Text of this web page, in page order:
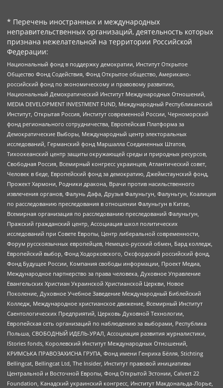
* Перечень иностранных и международных
неправительственных организаций, деятельность которых
признана нежелательной на территории Российской
Федерации:
Национальный фонд в поддержку демократии, Институт Открытое
Общество Фонд Содействия, Фонд Открытое общество, Американо-
российский фонд по экономическому и правовому развитию,
Национальный Демократический Институт Международных Отношений,
MEDIA DEVELOPMENT INVESTMENT FUND, Международный Республиканский
Институт, Открытая Россия, Институт современной России, Черноморский
фонд регионального сотрудничества, Европейская Платформа за
Демократические Выборы, Международный центр электоральных
исследований, Германский фонд Маршалла Соединенных Штатов,
Тихоокеанский центр защиты окружающей среды и природных ресурсов,
Свободная Россия, Всемирный конгресс украинцев, Атлантический совет,
Человек в беде, Европейский фонд за демократию, Джеймстаунский фонд,
Прожект Хармони, Родники дракона, Врачи против насильственного
извлечения органов, Фалунь Дафа, Друзья Фалуньгун, Фалуньгун, Коалиция
по расследованию преследования в отношении Фалуньгун в Китае,
Всемирная организация по расследованию преследований Фалуньгун,
Пражский гражданский центр, Ассоциация школ политических
исследований при Совете Европы, Центр либеральной современности,
Форум русскоязычных европейцев, Немецко-русский обмен, Бард колледж,
Европейский выбор, Фонд Ходорковского, Оксфордский российский фонд,
Фонд Будущее России, Компания свободы информации, Проект Медиа,
Международное партнерство за права человека, Духовное Управление
Евангельских Христиан Украинской Христианской Церкви, Новое
Поколение, Духовное Учебное Заведение Международный Библейский
Колледж, Международное христианское движение, Всемирный Институт
Саентологических Предприятий, Церковь Духовной Технологии,
Европейская сеть организаций по наблюдению за выборами, Республика
Польша, СВОБОДНЫЙ ИДЕЛЬ-УРАЛ, Ассоциация развития журналистики,
IStories fonds, Королевский Институт Международных Отношений,
КРИМСЬКА ПРАВОЗАХИСНА ГРУПА, Фонд имени Генриха Бёлля, Stichting
Bellingcat, Bellingcat Ltd, The Insider, Институт правовой инициативы
Центральной и Восточной Европы, Фонд Открытой Эстонии, Calvert 22
Foundation, Канадский украинский конгресс, Институт Макдональда-Лорье,